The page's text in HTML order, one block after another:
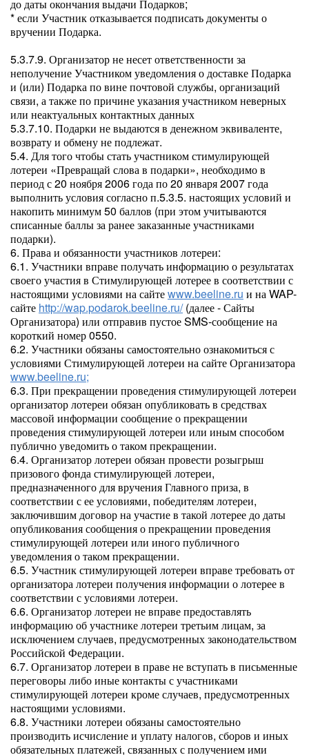
до даты окончания выдачи Подарков;
* если Участник отказывается подписать документы о
вручении Подарка.
5.3.7.9. Организатор не несет ответственности за
неполучение Участником уведомления о доставке Подарка
и (или) Подарка по вине почтовой службы, организаций
связи, а также по причине указания участником неверных
или неактуальных контактных данных
5.3.7.10. Подарки не выдаются в денежном эквиваленте,
возврату и обмену не подлежат.
5.4. Для того чтобы стать участником стимулирующей
лотереи «Превращай слова в подарки», необходимо в
период с 20 ноября 2006 года по 20 января 2007 года
выполнить условия согласно п.5.3.5. настоящих условий и
накопить минимум 50 баллов (при этом учитываются
списанные баллы за ранее заказанные участниками
подарки).
6. Права и обязанности участников лотереи:
6.1. Участники вправе получать информацию о результатах
своего участия в Стимулирующей лотерее в соответствии с
настоящими условиями на сайтеwww.beeline.ru и на WAP-
сайте http://wap.podarok.beeline.ru/(далее - Сайты
Организатора) или отправив пустое SMS-сообщение на
короткий номер 0550.
6.2. Участники обязаны самостоятельно ознакомиться с
условиями Стимулирующей лотереи на сайте Организатора
www.beeline.ru;
6.3. При прекращении проведения стимулирующей лотереи
организатор лотереи обязан опубликовать в средствах
массовой информации сообщение о прекращении
проведения стимулирующей лотереи или иным способом
публично уведомить о таком прекращении.
6.4. Организатор лотереи обязан провести розыгрыш
призового фонда стимулирующей лотереи,
предназначенного для вручения Главного приза, в
соответствии с ее условиями, победителям лотереи,
заключившим договор на участие в такой лотерее до даты
опубликования сообщения о прекращении проведения
стимулирующей лотереи или иного публичного
уведомления о таком прекращении.
6.5. Участник стимулирующей лотереи вправе требовать от
организатора лотереи получения информации о лотерее в
соответствии с условиями лотереи.
6.6. Организатор лотереи не вправе предоставлять
информацию об участнике лотереи третьим лицам, за
исключением случаев, предусмотренных законодательством
Российской Федерации.
6.7. Организатор лотереи в праве не вступать в письменные
переговоры либо иные контакты с участниками
стимулирующей лотереи кроме случаев, предусмотренных
настоящими условиями.
6.8. Участники лотереи обязаны самостоятельно
производить исчисление и уплату налогов, сборов и иных
обязательных платежей, связанных с получением ими